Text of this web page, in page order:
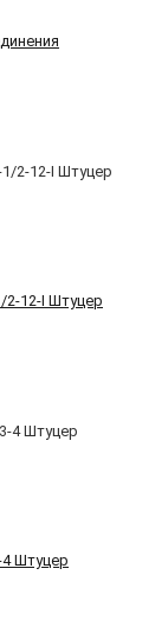
2-12-I Штуцер
4 Штуцер